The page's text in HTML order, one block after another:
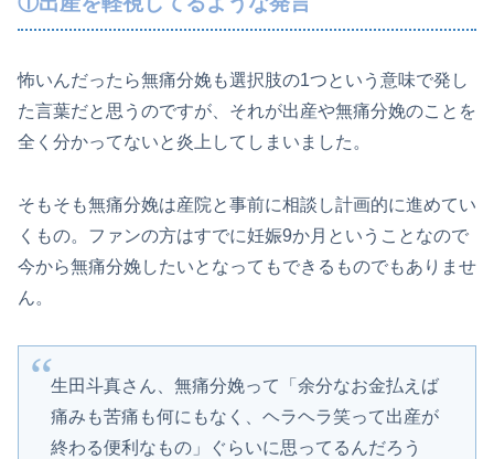
怖いんだったら無痛分娩も選択肢の1つという意味で発し
た言葉だと思うのですが、それが出産や無痛分娩のことを
全く分かってないと炎上してしまいました。
そもそも無痛分娩は産院と事前に相談し計画的に進めてい
くもの。ファンの方はすでに妊娠9か月ということなので
今から無痛分娩したいとなってもできるものでもありませ
ん。
生田斗真さん、無痛分娩って「余分なお金払えば
痛みも苦痛も何にもなく、ヘラヘラ笑って出産が
終わる便利なもの」ぐらいに思ってるんだろう